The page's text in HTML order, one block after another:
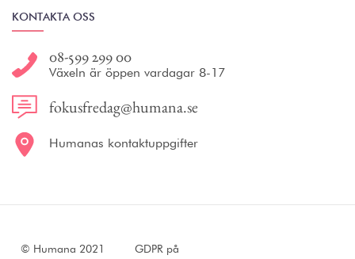
KONTAKTA OSS
08-599 299 00
Växeln är öppen vardagar 8-17
fokusfredag@humana.se
Humanas kontaktuppgifter
© Humana 2021 GDPR på